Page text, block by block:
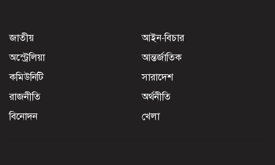
জাতীয়
আইন-বিচার
অস্ট্রেলিয়া
আন্তর্জাতিক
কমিউনিটি
সারাদেশ
রাজনীতি
অর্থনীতি
বিনোদন
খেলা